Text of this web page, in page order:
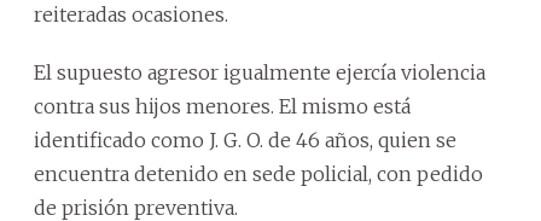
reiteradas ocasiones.
El supuesto agresor igualmente ejercía violencia
contra sus hijos menores. El mismo está
identificado como J. G. O. de 46 años, quien se
encuentra detenido en sede policial, con pedido
de prisión preventiva.